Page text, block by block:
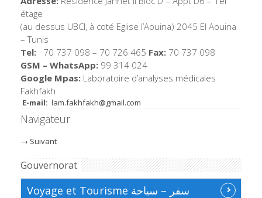
étage
(au dessus UBCI, à coté Eglise l’Aouina) 2045 El Aouina
– Tunis
Tel: 70 737 098 – 70 726 465 Fax: 70 737 098
GSM – WhatsApp: 99 314 024
Google Mpas: Laboratoire d’analyses médicales
Fakhfakh
E-mail: lam.fakhfakh@gmail.com
Navigateur
→ Suivant
Gouvernorat
Voyage et Tourisme سفر – سياحة